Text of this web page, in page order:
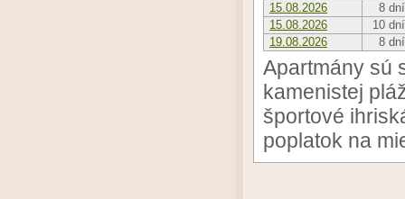
15.08.2026
8 dní
15.08.2026
10 dní
19.08.2026
8 dní
Apartmány sú
kamenistej
športové
poplatok na